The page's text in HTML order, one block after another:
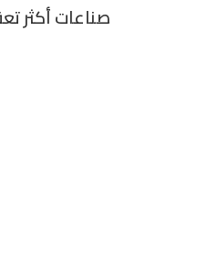
صناعات أكثر